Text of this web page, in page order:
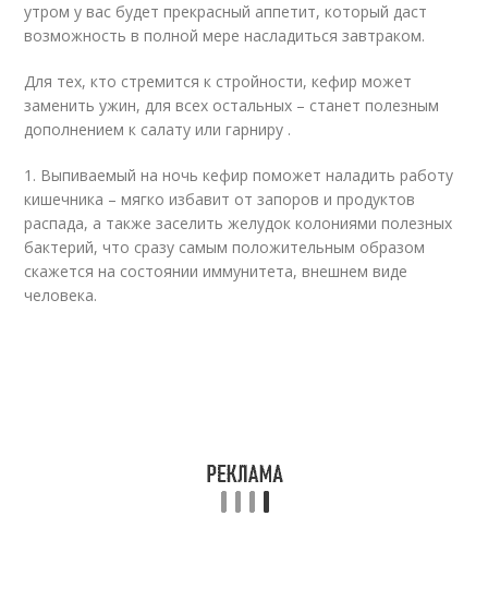
утром у вас будет прекрасный аппетит, который даст
возможность в полной мере насладиться завтраком.
Для тех, кто стремится к стройности, кефир может
заменить ужин, для всех остальных – станет полезным
дополнением к салату или гарниру .
1. Выпиваемый на ночь кефир поможет наладить работу
кишечника – мягко избавит от запоров и продуктов
распада, а также заселить желудок колониями полезных
бактерий, что сразу самым положительным образом
скажется на состоянии иммунитета, внешнем виде
человека.